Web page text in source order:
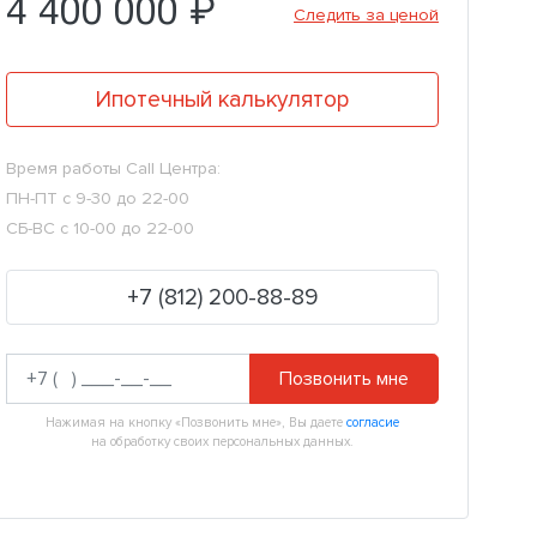
4 400 000 ₽ Следить за ценой
Ипотечный калькулятор
Время работы Call Центра:
ПН-ПТ с 9-30 до 22-00
СБ-ВС с 10-00 до 22-00
+7 (812) 200-88-89
Позвонить мне
Нажимая на кнопку «Позвонить мне», Вы даете согласие
на обработку своих персональных данных.